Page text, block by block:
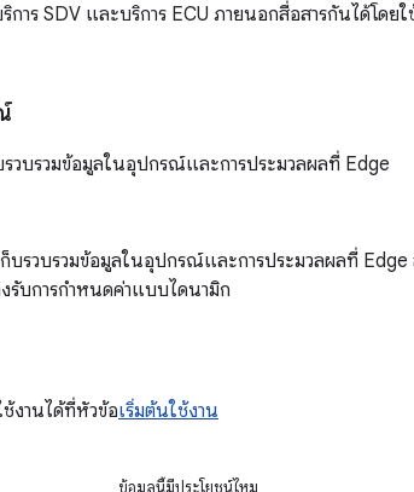
การ SDV และบริการ ECU ภายนอกสื่อสารกันได้โดย
รวบรวมข้อมูลในอุปกรณ์และการประมวลผลที่ Edge
ก็บรวบรวมข้อมูลในอุปกรณ์และการประมวลผลที่
รับการกำหนดค่าแบบไดนามิก
งานได้ที่หัวข้อเริ่มต้นใช้งาน
ข้อมูลนี้มีประโยชน์ไหม